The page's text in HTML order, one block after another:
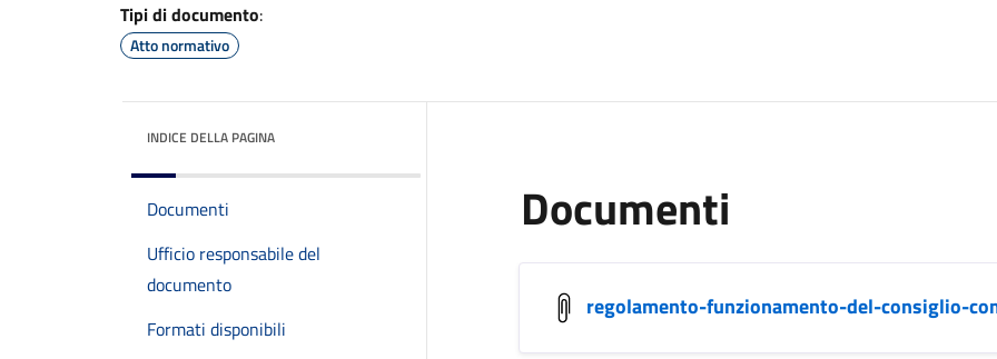
Tipi di documento:
Atto normativo
INDICE DELLA PAGINA
Documenti
Ufficio responsabile del
documento
Formati disponibili
Documenti
regolamento-funzionamento-del-consiglio-